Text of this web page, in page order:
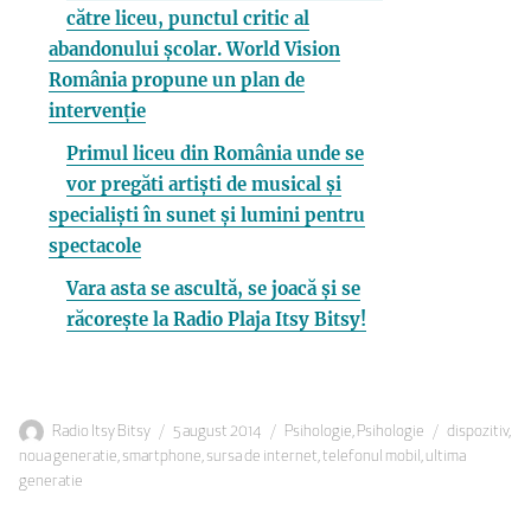
către liceu, punctul critic al
abandonului școlar. World Vision
România propune un plan de
intervenție
Primul liceu din România unde se
vor pregăti artiști de musical și
specialiști în sunet și lumini pentru
spectacole
Vara asta se ascultă, se joacă și se
răcorește la Radio Plaja Itsy Bitsy!
Autor
Radio Itsy Bitsy
Publicat
pe
5 august 2014 Categorii
Psihologie, Psihologie Etichete
dispozitiv,
noua generatie, smartphone, sursa de internet,telefonul mobil , ultima
generatie